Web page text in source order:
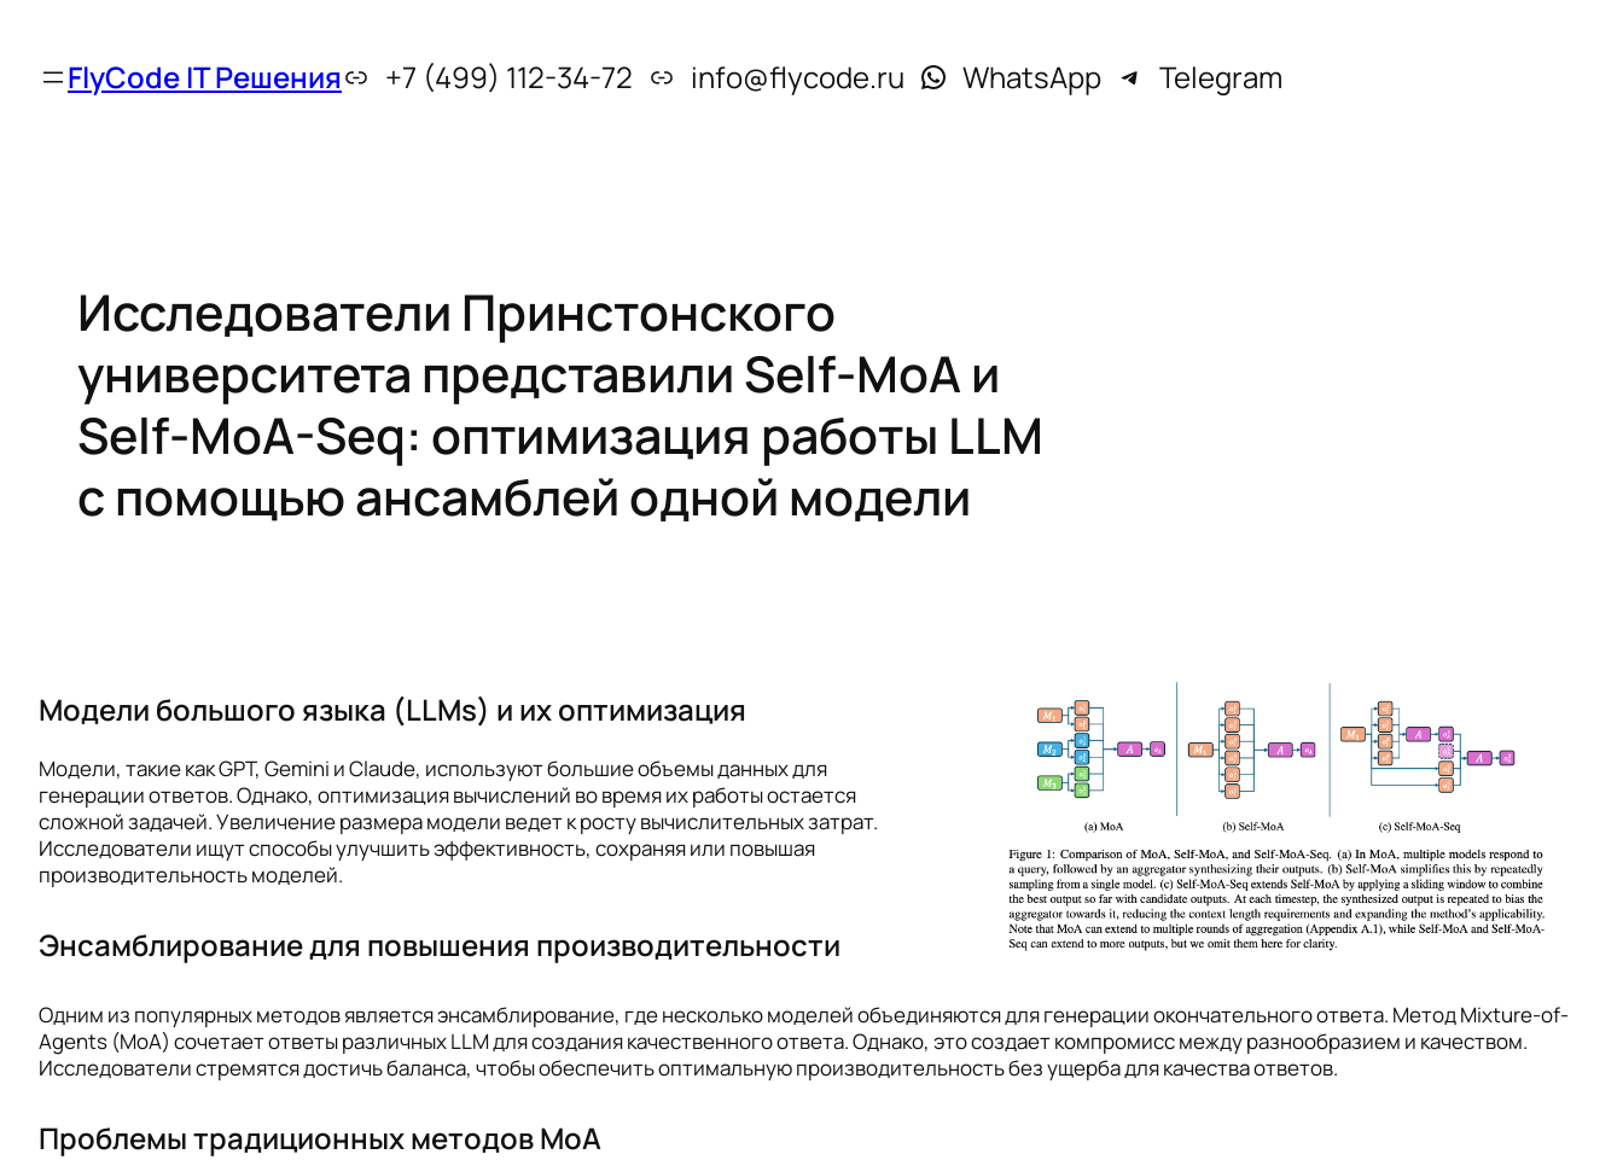
FlyCode IT Решения +7 (499) 112-34-72 info@flycode.ru WhatsApp Telegram
Исследователи Принстонского
университета представили Self-MoA и
Self-MoA-Seq: оптимизация работы LLM
с помощью ансамблей одной модели
Модели большого языка (LLMs) и их оптимизация
Модели, такие как GPT, Gemini и Claude, используют большие объемы данных для
генерации ответов. Однако, оптимизация вычислений во время их работы остается
сложной задачей. Увеличение размера модели ведет к росту вычислительных затрат.
Исследователи ищут способы улучшить эффективность, сохраняя или повышая
производительность моделей.
Энсамблирование для повышения производительности
Одним из популярных методов является энсамблирование, где несколько моделей объединяются для генерации окончательного ответа. Метод Mixture-of-
Agents (MoA) сочетает ответы различных LLM для создания качественного ответа. Однако, это создает компромисс между разнообразием и качеством.
Исследователи стремятся достичь баланса, чтобы обеспечить оптимальную производительность без ущерба для качества ответов.
Проблемы традиционных методов MoA